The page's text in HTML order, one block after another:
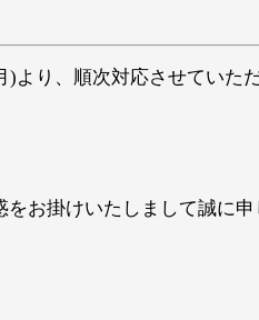
)より、順次対応させていただ
をお掛けいたしまして誠に